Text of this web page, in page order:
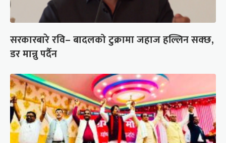
सरकारबारे रवि– बादलको टुक्रामा जहाज हल्लिन सक्छ,
डर मान्नु पर्दैन